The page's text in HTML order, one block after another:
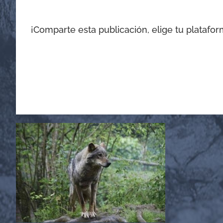
¡Comparte esta publicación, elige tu